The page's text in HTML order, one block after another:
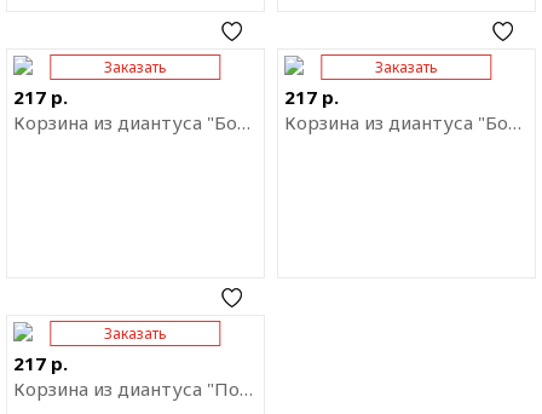
Заказать
217 р.
Корзина из диантуса "Бохо"
Отправить ссылку на
Заказать
217 р.
Корзина из диантуса "Бохо"
Отправить ссылку на
Заказать
217 р.
Корзина из диантуса "Пояс Венеры"
Отправить ссылку на